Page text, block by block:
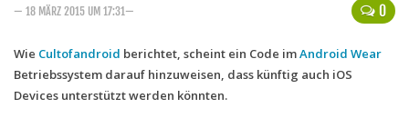
Handytarife
Smartphonetarife
Datentarife
0
— 18 MÄRZ 2015 UM 17:31—
Wie Cultofandroid berichtet, scheint ein Code imAndroid Wear
Betriebssystem darauf hinzuweisen, dass künftig auch iOS
Devices unterstützt werden könnten.